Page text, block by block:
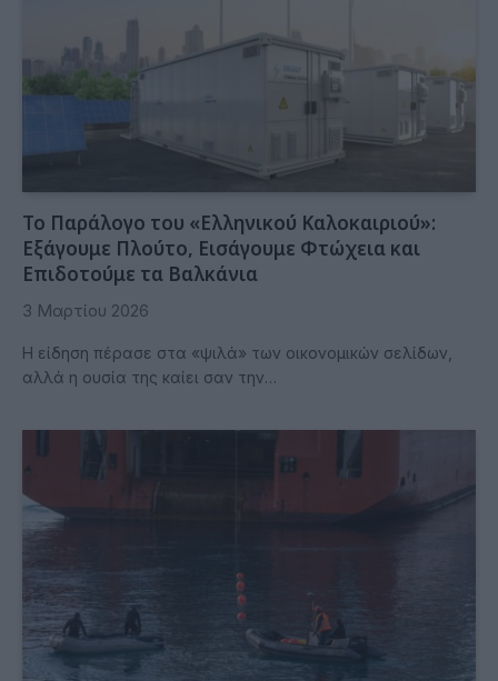
Το Παράλογο του «Ελληνικού Καλοκαιριού»:
Εξάγουμε Πλούτο, Εισάγουμε Φτώχεια και
Επιδοτούμε τα Βαλκάνια
3 Μαρτίου 2026
Η είδηση πέρασε στα «ψιλά» των οικονομικών σελίδων,
αλλά η ουσία της καίει σαν την…